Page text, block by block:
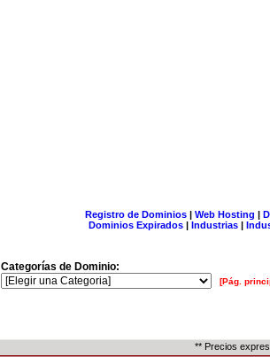
Registro de Dominios| Web Hosting |
Dominios Expirados | Industrias |
Categorías de Dominio:
[Pág.
** Precios